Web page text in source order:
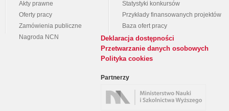
Akty prawne
Oferty pracy
Zamówienia publiczne
Nagroda NCN
Statystyki konkursów
Przykłady finansowanych projektów
Baza ofert pracy
Deklaracja dostępności
Przetwarzanie danych osobowych
Polityka cookies
Partnerzy